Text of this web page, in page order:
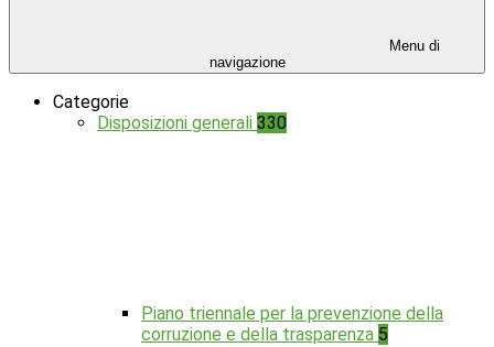
Menu di
navigazione
Categorie
Disposizioni generali 330
Piano triennale per la prevenzione della
corruzione e della trasparenza 5